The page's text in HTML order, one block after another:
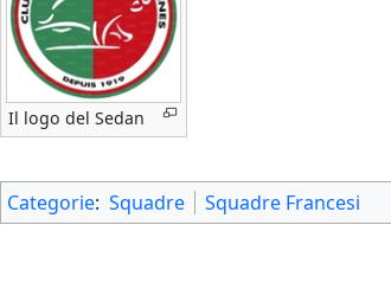
Il logo del Sedan
Categorie: Squadre Squadre Francesi